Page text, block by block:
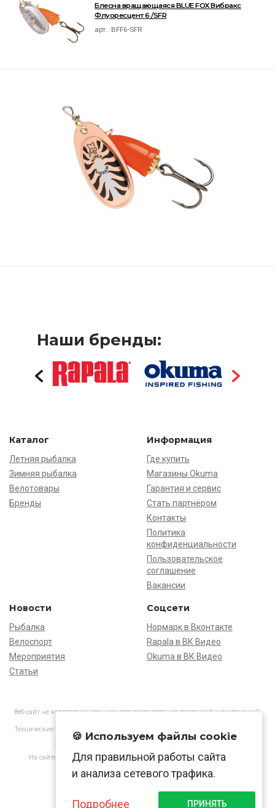
Блесна вращающаяся BLUE FOX Вибракс
Флуоресцент 6 /SFR
арт.: BFF6-SFR
Наши бренды:
Каталог
Летняя рыбалка
Зимняя рыбалка
Велотовары
Бренды
Информация
Где купить
Магазины Okuma
Гарантия и сервис
Стать партнёром
Контакты
Политика
конфиденциальности
Пользовательское
соглашение
Вакансии
Новости
Рыбалка
Велоспорт
Мероприятия
Статьи
Соцсети
Нормарк в Вконтакте
Rapala в ВК Видео
Okuma в ВК Видео
Веб-сайт не является основанием для предъявления претензий и рекламаций,
Технические характеристики товаров могут отличаться от указанных на сайте.
АО «Нормарк» ИНН 7728172512 ОГРН 1037739603505
На сайте применяютсярекомендательные технологиив соответствии
🍪 Используем файлы cookie
Для правильной работы сайта
и анализа сетевого трафика.
Подробнее ПРИНЯТЬ